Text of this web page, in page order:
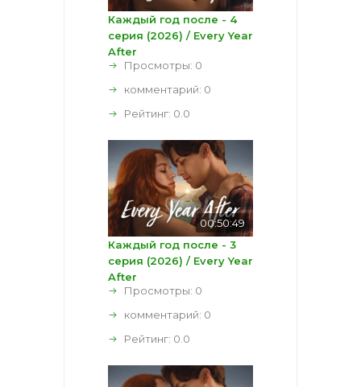
Каждый год после - 4
серия (2026) / Every Year
After
Просмотры: 0
комментарий: 0
Рейтинг: 0.0
00:50:49
Каждый год после - 3
серия (2026) / Every Year
After
Просмотры: 0
комментарий: 0
Рейтинг: 0.0